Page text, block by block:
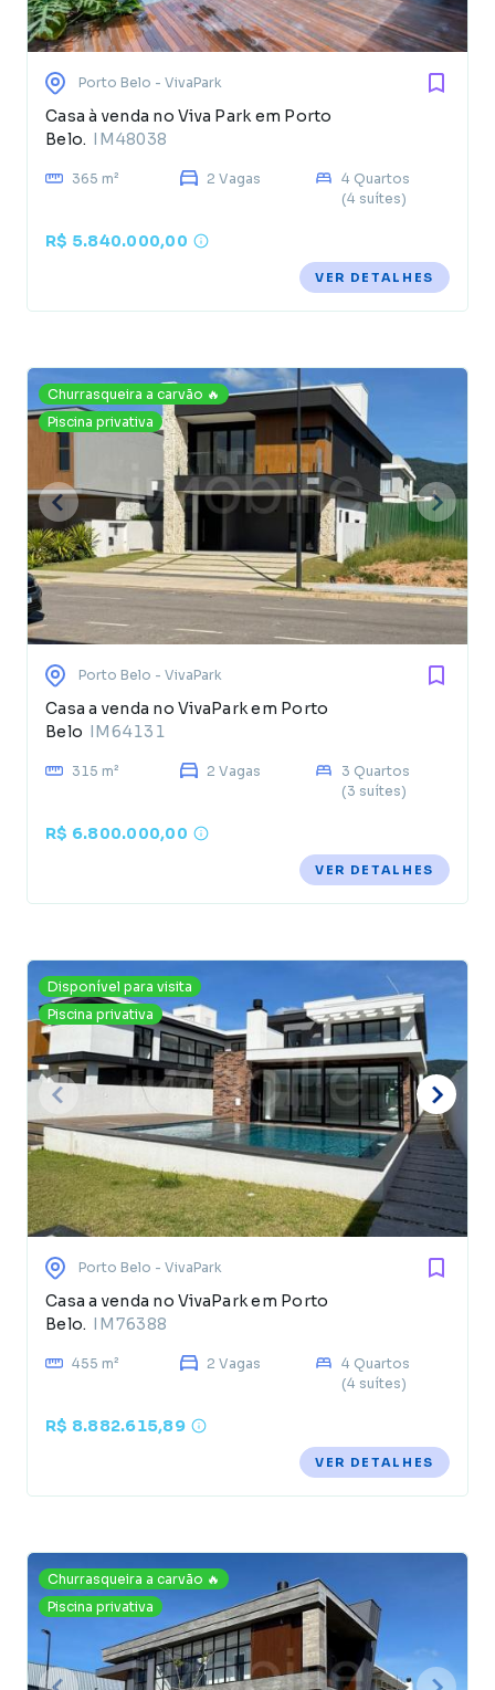
Porto Belo - VivaPark
Casa à venda no Viva Park em Porto
Belo. IM48038
365 m² 2 Vagas
4 Quartos
(4 suítes)
R$ 5.840.000,00
VER DETALHES
Churrasqueira a carvão 🔥
Piscina privativa
Porto Belo - VivaPark
Casa a venda no VivaPark em Porto
Belo IM64131
315 m² 2 Vagas
3 Quartos
(3 suítes)
R$ 6.800.000,00
VER DETALHES
Disponível para visita
Piscina privativa
Porto Belo - VivaPark
Casa a venda no VivaPark em Porto
Belo. IM76388
455 m² 2 Vagas
4 Quartos
(4 suítes)
R$ 8.882.615,89
VER DETALHES
Churrasqueira a carvão 🔥
Piscina privativa